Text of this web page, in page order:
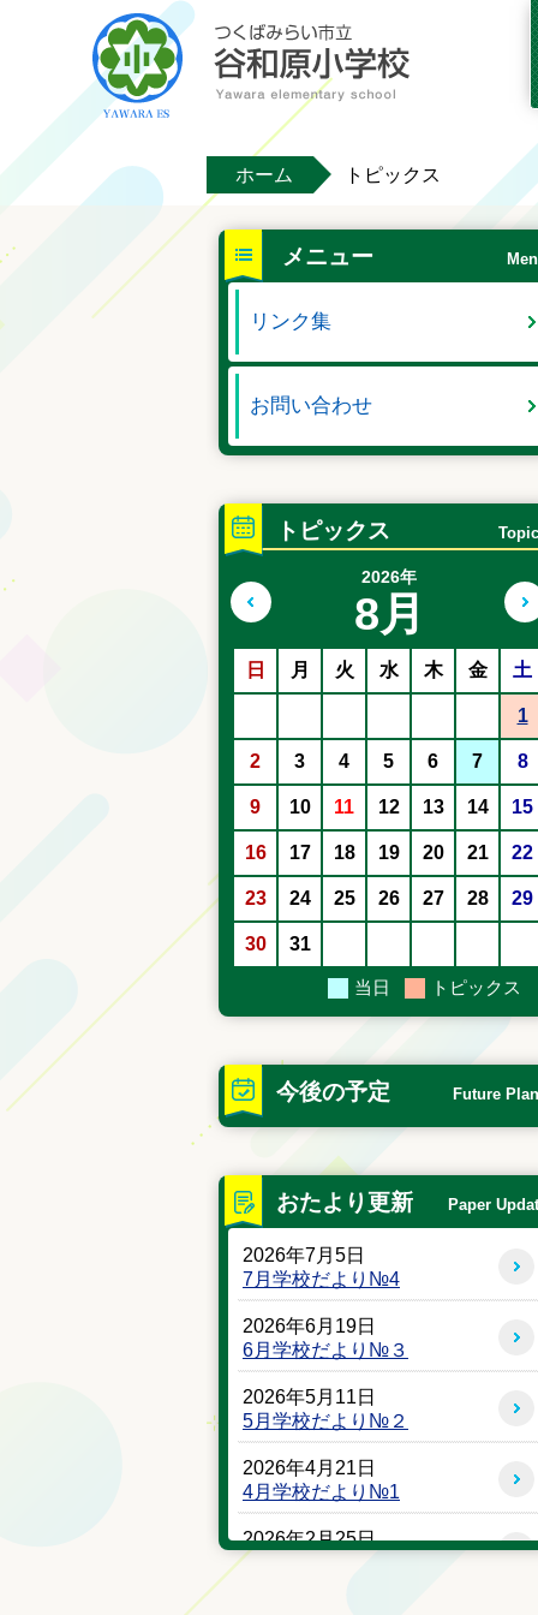
ホーム トピックス
メニュー
リンク集
お問い合わせ
トピックス
2026年
8月
日 月 火 水 木 金 土
1
2 3 4 5 6 7 8
9 10 11 12 13 14 15
16 17 18 19 20 21 22
23 24 25 26 27 28 29
30 31
前の月へ
当日 トピックス
今後の予定 Future
おたより更新 Paper
2026年7月5日
7月学校だより№4
2026年6月19日
6月学校だより№３
2026年5月11日
5月学校だより№２
2026年4月21日
4月学校だより№1
2026年2月25日
学校だより №１1